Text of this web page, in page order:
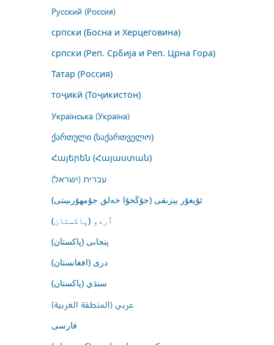
Русский (Россия)
српски (Босна и Херцеговина)
српски (Реп. Србија и Реп. Црна Гора)
Татар (Россия)
тоҷикӣ (Тоҷикистон)
Українська (Україна)
ქართული (საქართველო)
Հայերեն (Հայաստան)
עברית (ישראל)
ئۇيغۇر يېزىقى (جۇڭخۇا خەلق جۇمھۇرىيىتى)
اُردو (پاکستان)
پنجابی (پاکستان)
درى (افغانستان)
سنڌي (پاکستان)
عربي (المنطقة العربية)
فارسى